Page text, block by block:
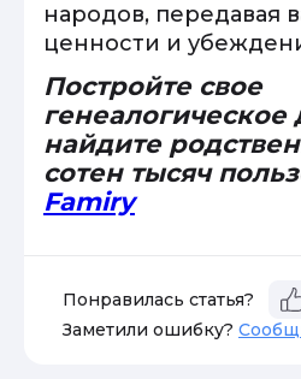
народов, передавая
ценности и
Постройте свое
найдите
сотен тысяч
Famiry
Понравилась статья?
Заметили ошибку?